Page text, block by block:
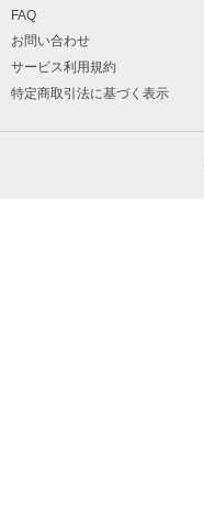
FAQ
お問い合わせ
サービス利用規約
特定商取引法に基づく表示